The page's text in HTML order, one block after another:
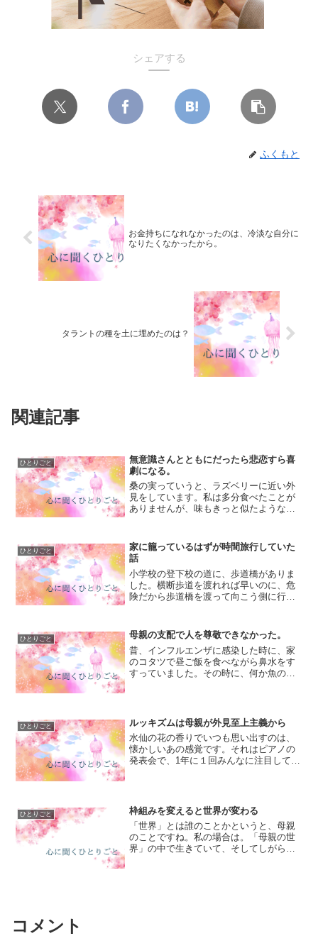
シェアする
ふくもと
お金持ちになれなかったのは、冷淡な自分に
なりたくなかったから。
タラントの種を土に埋めたのは？
関連記事
ひとりごと
無意識さんとともにだったら悲恋すら喜
劇になる。
桑の実っていうと、ラズベリーに近い外
見をしています。私は多分食べたことが
ありませんが、味もきっと似たようなも
「催眠」です。「何だかよく分からない
けど自分は運が悪い！」とい...
ひとりごと
家に籠っているはずが時間旅行していた
話
小学校の登下校の道に、歩道橋がありま
した。横断歩道を渡れれば早いのに、危
険だから歩道橋を渡って向こう側に行き
てきそうな時間帯に歩道橋を渡るのが苦
手で、でも同じ区域の友だ...
ひとりごと
母親の支配で人を尊敬できなかった。
昔、インフルエンザに感染した時に、家
のコタツで昼ご飯を食べながら鼻水をす
すっていました。その時に、何か魚の物
ている！」という被害者意識...
ひとりごと
ルッキズムは母親が外見至上主義から
水仙の花の香りでいつも思い出すのは、
懐かしいあの感覚です。それはピアノの
発表会で、1年に１回みんなに注目しても
す。私はそれが当たり前だ...
ひとりごと
枠組みを変えると世界が変わる
「世界」とは誰のことかというと、母親
のことですね。私の場合は。「母親の世
界」の中で生きていて、そしてしがらみ
コメント